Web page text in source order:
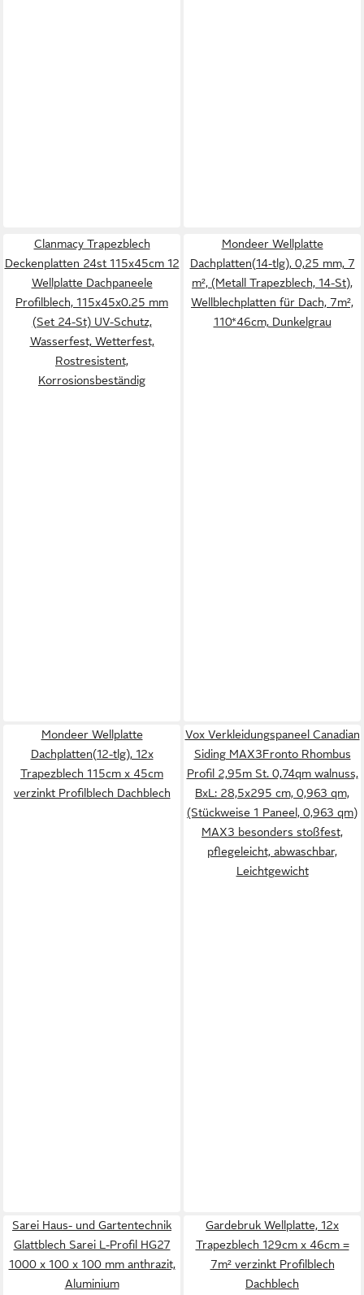
Clanmacy Trapezblech
Deckenplatten 24st 115x45cm 12
Wellplatte Dachpaneele
Profilblech, 115x45x0.25 mm
(Set 24-St) UV-Schutz,
Wasserfest, Wetterfest,
Rostresistent,
Korrosionsbeständig
Mondeer Wellplatte
Dachplatten(14-tlg), 0,25 mm, 7
m², (Metall Trapezblech, 14-St),
Wellblechplatten für Dach, 7m²,
110*46cm, Dunkelgrau
Mondeer Wellplatte
Dachplatten(12-tlg), 12x
Trapezblech 115cm x 45cm
verzinkt Profilblech Dachblech
Vox Verkleidungspaneel Canadian
Siding MAX3Fronto Rhombus
Profil 2,95m St. 0,74qm walnuss,
BxL: 28,5x295 cm, 0,963 qm,
(Stückweise 1 Paneel, 0,963 qm)
MAX3 besonders stoßfest,
pflegeleicht, abwaschbar,
Leichtgewicht
Sarei Haus- und Gartentechnik
Glattblech Sarei L-Profil HG27
1000 x 100 x 100 mm anthrazit,
Aluminium
Gardebruk Wellplatte, 12x
Trapezblech 129cm x 46cm =
7m² verzinkt Profilblech
Dachblech